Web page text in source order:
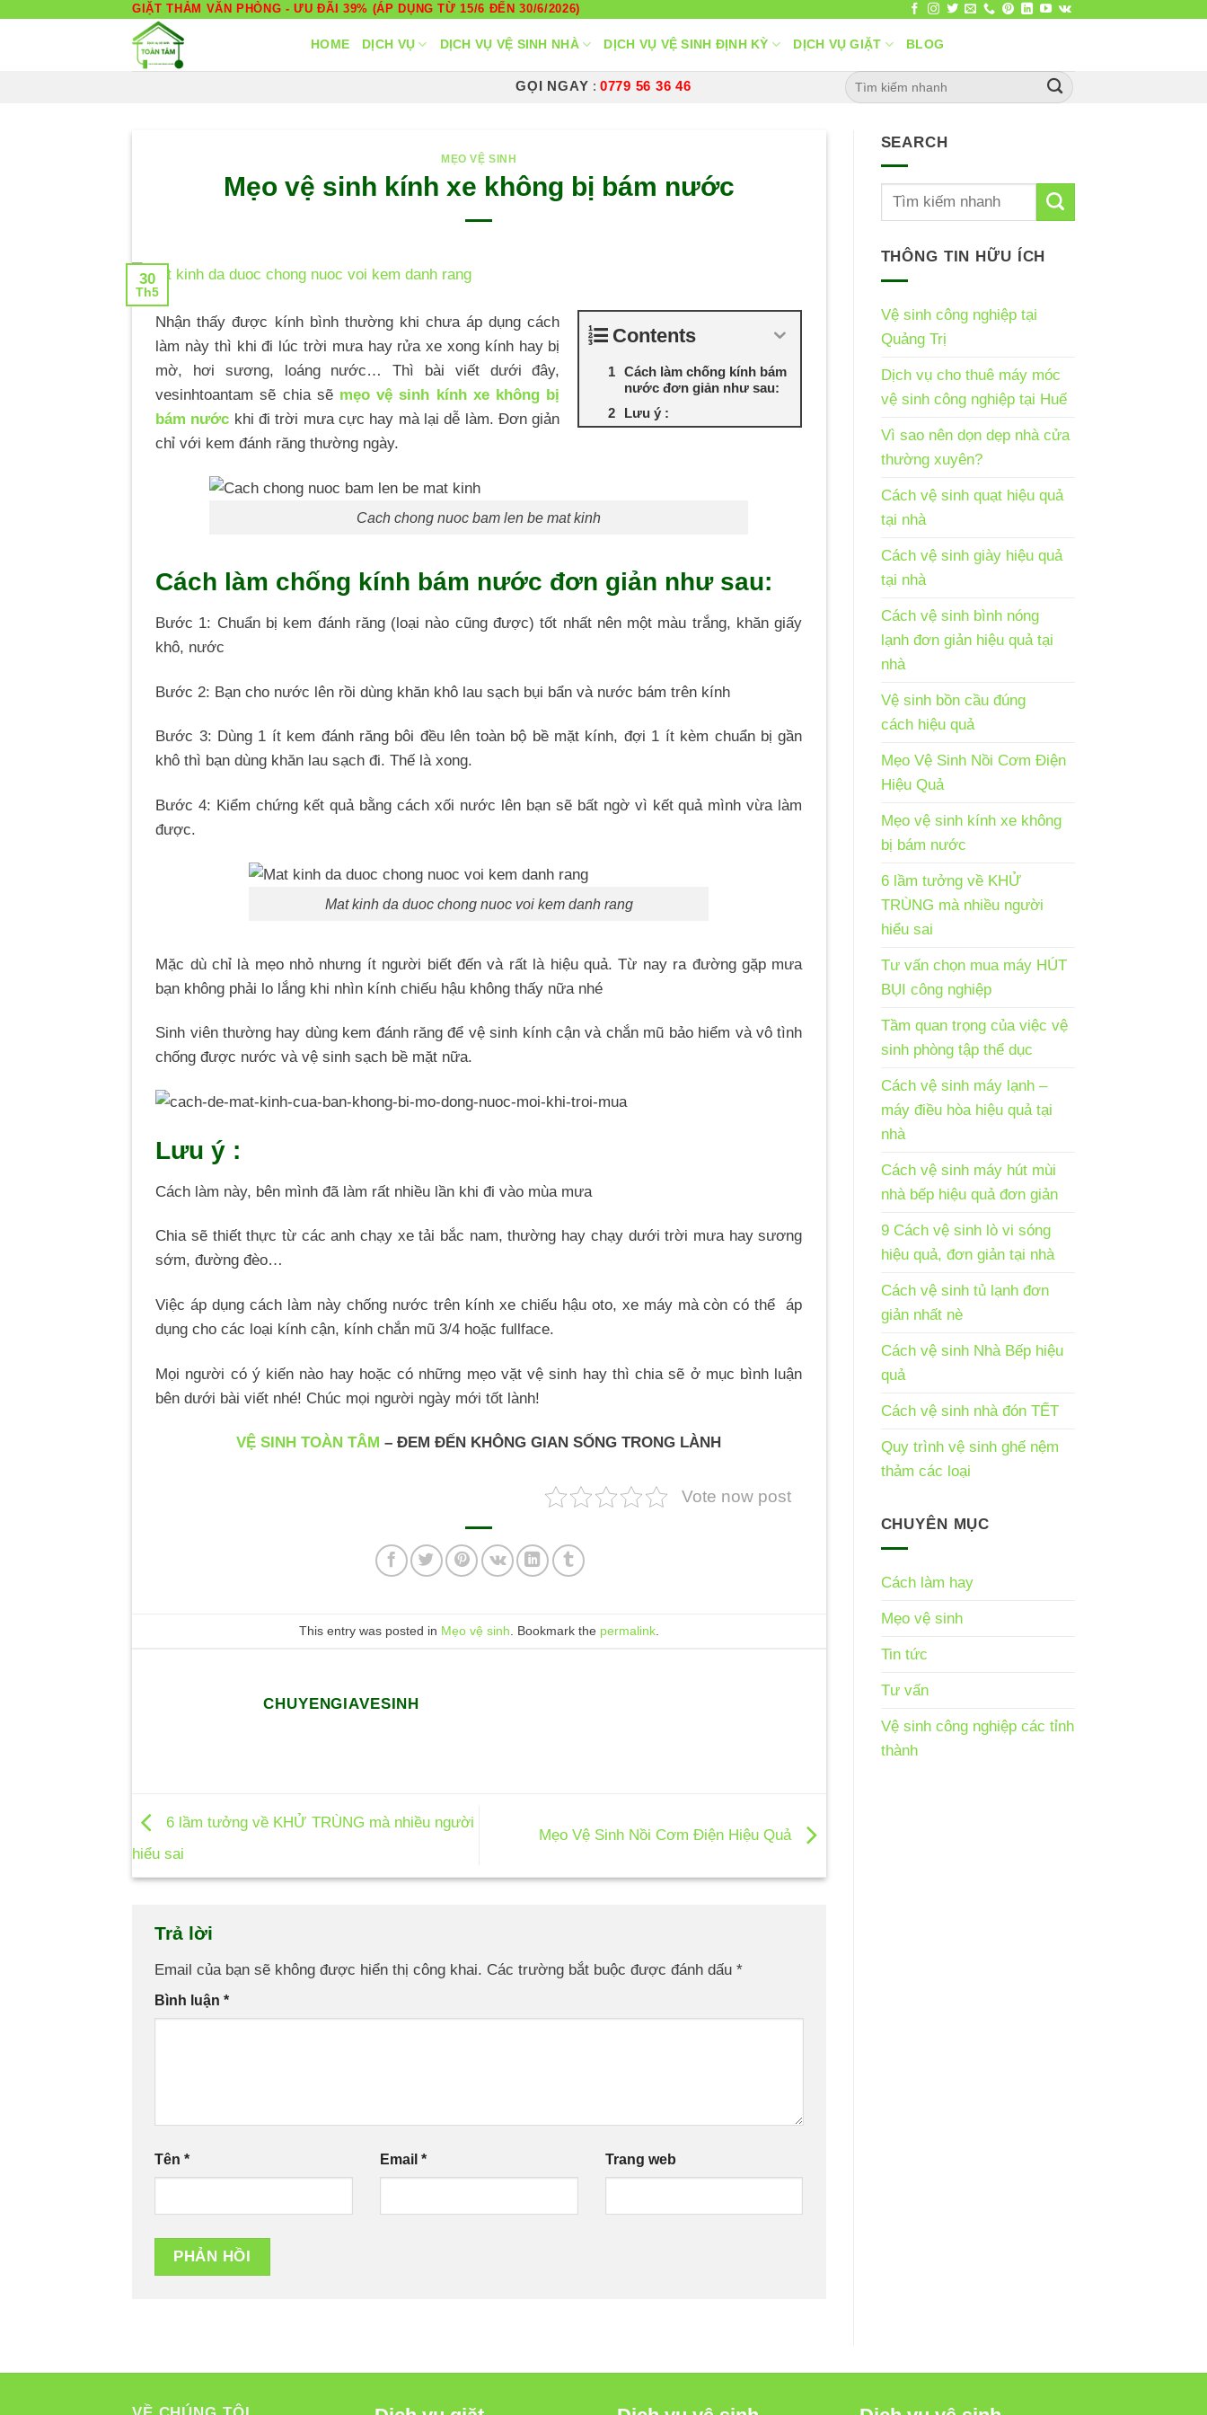
GIẶT THẢM VĂN PHÒNG - ƯU ĐÃI 39% (ÁP DỤNG TỪ 15/6 ĐẾN 30/6/2026)
HOME DỊCH VỤ DỊCH VỤ VỆ SINH NHÀ DỊCH VỤ VỆ SINH ĐỊNH KỲ DỊCH VỤ GIẶT BLOG
GỌI NGAY :0779 56 36 46
MẸO VỆ SINH
Mẹo vệ sinh kính xe không bị bám nước
30
Th5
Contents
Cách làm chống kính bám
nước đơn giản như sau:
Lưu ý :
Nhận thấy được kính bình thường khi chưa áp dụng cách
làm này thì khi đi lúc trời mưa hay rửa xe xong kính hay bị
mờ, hơi sương, loáng nước… Thì bài viết dưới đây,
vesinhtoantam sẽ chia sẽ mẹo vệ sinh kính xe không bị
bám nước khi đi trời mưa cực hay mà lại dễ làm. Đơn giản
chỉ với kem đánh răng thường ngày.
Cach chong nuoc bam len be mat kinh
Cách làm chống kính bám nước đơn giản như sau:
Bước 1: Chuẩn bị kem đánh răng (loại nào cũng được) tốt nhất nên một màu trắng, khăn giấy
khô, nước
Bước 2: Bạn cho nước lên rồi dùng khăn khô lau sạch bụi bẩn và nước bám trên kính
Bước 3: Dùng 1 ít kem đánh răng bôi đều lên toàn bộ bề mặt kính, đợi 1 ít kèm chuẩn bị gần
khô thì bạn dùng khăn lau sạch đi. Thế là xong.
Bước 4: Kiểm chứng kết quả bằng cách xối nước lên bạn sẽ bất ngờ vì kết quả mình vừa làm
được.
Mat kinh da duoc chong nuoc voi kem danh rang
Mặc dù chỉ là mẹo nhỏ nhưng ít người biết đến và rất là hiệu quả. Từ nay ra đường gặp mưa
bạn không phải lo lắng khi nhìn kính chiếu hậu không thấy nữa nhé
Sinh viên thường hay dùng kem đánh răng để vệ sinh kính cận và chắn mũ bảo hiểm và vô tình
chống được nước và vệ sinh sạch bề mặt nữa.
Lưu ý :
Cách làm này, bên mình đã làm rất nhiều lần khi đi vào mùa mưa
Chia sẽ thiết thực từ các anh chạy xe tải bắc nam, thường hay chạy dưới trời mưa hay sương
sớm, đường đèo…
Việc áp dụng cách làm này chống nước trên kính xe chiếu hậu oto, xe máy mà còn có thể áp
dụng cho các loại kính cận, kính chắn mũ 3/4 hoặc fullface.
Mọi người có ý kiến nào hay hoặc có những mẹo vặt vệ sinh hay thì chia sẽ ở mục bình luận
bên dưới bài viết nhé! Chúc mọi người ngày mới tốt lành!
VỆ SINH TOÀN TÂM – ĐEM ĐẾN KHÔNG GIAN SỐNG TRONG LÀNH
Vote now post
This entry was posted in Mẹo vệ sinh . Bookmark the permalink.
CHUYENGIAVESINH
6 lầm tưởng về KHỬ TRÙNG mà nhiều người
hiểu sai
Mẹo Vệ Sinh Nồi Cơm Điện Hiệu Quả
Trả lời
Email của bạn sẽ không được hiển thị công khai. Các trường bắt buộc được đánh dấu *
Bình luận *
Tên * Email * Trang web
SEARCH
THÔNG TIN HỮU ÍCH
Vệ sinh công nghiệp tại
Quảng Trị
Dịch vụ cho thuê máy móc
vệ sinh công nghiệp tại Huế
Vì sao nên dọn dẹp nhà cửa
thường xuyên?
Cách vệ sinh quạt hiệu quả
tại nhà
Cách vệ sinh giày hiệu quả
tại nhà
Cách vệ sinh bình nóng
lạnh đơn giản hiệu quả tại
nhà
Vệ sinh bồn cầu đúng
cách hiệu quả
Mẹo Vệ Sinh Nồi Cơm Điện
Hiệu Quả
Mẹo vệ sinh kính xe không
bị bám nước
6 lầm tưởng về KHỬ
TRÙNG mà nhiều người
hiểu sai
Tư vấn chọn mua máy HÚT
BỤI công nghiệp
Tầm quan trọng của việc vệ
sinh phòng tập thể dục
Cách vệ sinh máy lạnh –
máy điều hòa hiệu quả tại
nhà
Cách vệ sinh máy hút mùi
nhà bếp hiệu quả đơn giản
9 Cách vệ sinh lò vi sóng
hiệu quả, đơn giản tại nhà
Cách vệ sinh tủ lạnh đơn
giản nhất nè
Cách vệ sinh Nhà Bếp hiệu
quả
Cách vệ sinh nhà đón TẾT
Quy trình vệ sinh ghế nệm
thảm các loại
CHUYÊN MỤC
Cách làm hay
Mẹo vệ sinh
Tin tức
Tư vấn
Vệ sinh công nghiệp các tỉnh
thành